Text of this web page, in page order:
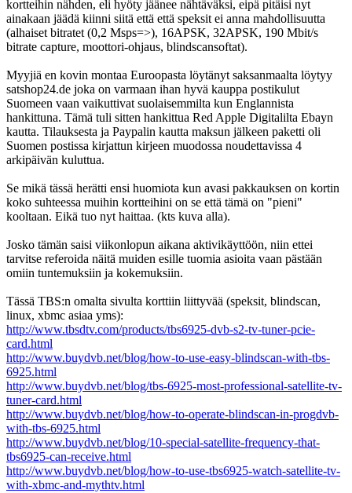
kortteihin nähden, eli hyöty jäänee nähtäväksi, eipä pitäisi nyt
ainakaan jäädä kiinni siitä että että speksit ei anna mahdollisuutta
(alhaiset bitratet (0,2 Msps=>), 16APSK, 32APSK, 190 Mbit/s
bitrate capture, moottori-ohjaus, blindscansoftat).
Myyjiä en kovin montaa Euroopasta löytänyt saksanmaalta löytyy
satshop24.de joka on varmaan ihan hyvä kauppa postikulut
Suomeen vaan vaikuttivat suolaisemmilta kun Englannista
hankittuna. Tämä tuli sitten hankittua Red Apple Digitalilta Ebayn
kautta. Tilauksesta ja Paypalin kautta maksun jälkeen paketti oli
Suomen postissa kirjattun kirjeen muodossa noudettavissa 4
arkipäivän kuluttua.
Se mikä tässä herätti ensi huomiota kun avasi pakkauksen on kortin
koko suhteessa muihin kortteihini on se että tämä on "pieni"
kooltaan. Eikä tuo nyt haittaa. (kts kuva alla).
Josko tämän saisi viikonlopun aikana aktivikäyttöön, niin ettei
tarvitse referoida näitä muiden esille tuomia asioita vaan pästään
omiin tuntemuksiin ja kokemuksiin.
Tässä TBS:n omalta sivulta korttiin liittyvää (speksit, blindscan,
linux, xbmc asiaa yms):
http://www.tbsdtv.com/products/tbs6925-dvb-s2-tv-tuner-pcie-
card.html
http://www.buydvb.net/blog/how-to-use-easy-blindscan-with-tbs-
6925.html
http://www.buydvb.net/blog/tbs-6925-most-professional-satellite-tv-
tuner-card.html
http://www.buydvb.net/blog/how-to-operate-blindscan-in-progdvb-
with-tbs-6925.html
http://www.buydvb.net/blog/10-special-satellite-frequency-that-
tbs6925-can-receive.html
http://www.buydvb.net/blog/how-to-use-tbs6925-watch-satellite-tv-
with-xbmc-and-mythtv.html